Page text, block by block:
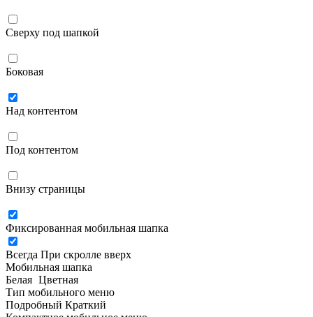
Сверху под шапкой
Боковая
Над контентом
Под контентом
Внизу страницы
Фиксированная мобильная шапка
Всегда При скролле вверх
Мобильная шапка
Белая Цветная
Тип мобильного меню
Подробный Краткий